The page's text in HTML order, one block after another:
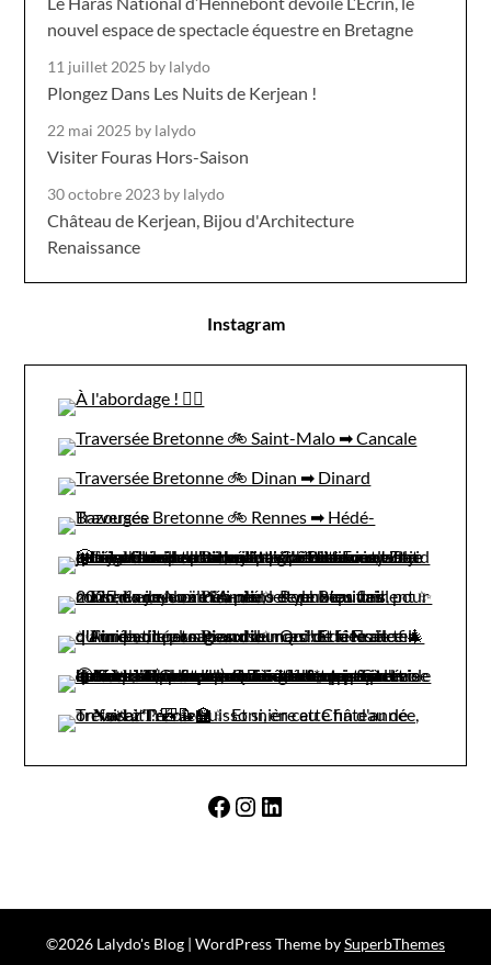
nouvel espace de spectacle équestre en Bretagne
11 juillet 2025 by lalydo
Plongez Dans Les Nuits de Kerjean !
22 mai 2025 by lalydo
Visiter Fouras Hors-Saison
30 octobre 2023 by lalydo
Château de Kerjean, Bijou d'Architecture
Renaissance
Instagram
Facebook
Instagram
LinkedIn
©2026 Lalydo's Blog | WordPress Theme bySuperbThemes